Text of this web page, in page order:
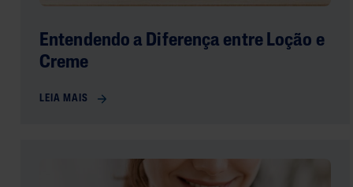
Entendendo a Diferença entre Loção e
Creme
LEIA MAIS